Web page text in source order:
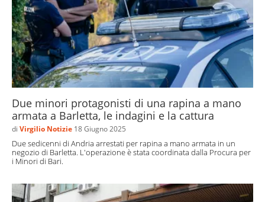
Due minori protagonisti di una rapina a mano
armata a Barletta, le indagini e la cattura
di Virgilio Notizie 18 Giugno 2025
Due sedicenni di Andria arrestati per rapina a mano armata in un
negozio di Barletta. L'operazione è stata coordinata dalla Procura per
i Minori di Bari.